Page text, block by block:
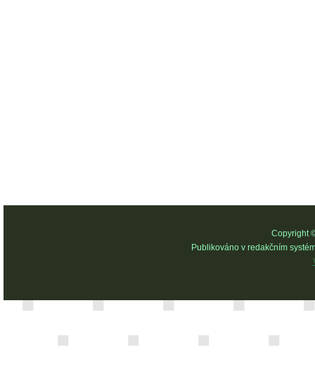
Copyright
Publikováno v redakčním